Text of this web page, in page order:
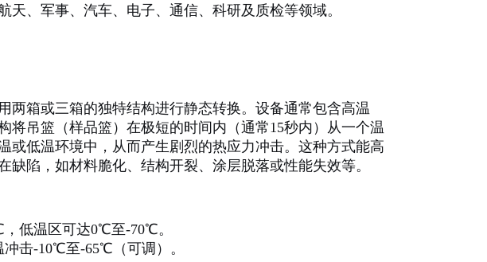
、军事、汽车、电子、通信、科研及质检等领域。
两箱或三箱的独特结构进行静态转换。设备通常包含高温
将吊篮（样品篮）在极短的时间内（通常15秒内）从一个温
或低温环境中，从而产生剧烈的热应力冲击。这种方式能高
陷，如材料脆化、结构开裂、涂层脱落或性能失效等。
低温区可达0℃至-70℃。
击-10℃至-65℃（可调）。